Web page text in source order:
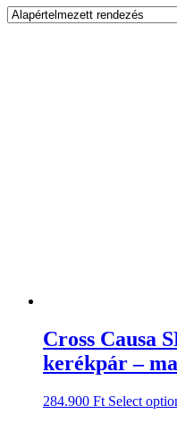
Cross Causa
kerékpár –
284.900 Ft Select